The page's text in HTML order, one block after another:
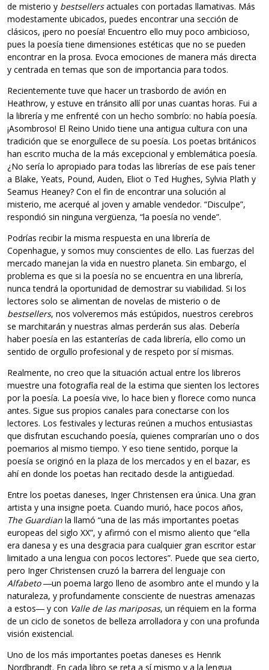
de misterio y bestsellersactuales con portadas llamativas. Más
modestamente ubicados, puedes encontrar una sección de
clásicos, ¡pero no poesía! Encuentro ello muy poco ambicioso,
pues la poesía tiene dimensiones estéticas que no se pueden
encontrar en la prosa. Evoca emociones de manera más directa
y centrada en temas que son de importancia para todos.
Recientemente tuve que hacer un trasbordo de avión en
Heathrow, y estuve en tránsito allí por unas cuantas horas. Fui a
la librería y me enfrenté con un hecho sombrío: no había poesía.
¡Asombroso! El Reino Unido tiene una antigua cultura con una
tradición que se enorgullece de su poesía. Los poetas británicos
han escrito mucha de la más excepcional y emblemática poesía.
¿No sería lo apropiado para todas las librerías de ese país tener
a Blake, Yeats, Pound, Auden, Eliot o Ted Hughes, Sylvia Plath y
Seamus Heaney? Con el fin de encontrar una solución al
misterio, me acerqué al joven y amable vendedor. “Disculpe”,
respondió sin ninguna vergüenza, “la poesía no vende”.
Podrías recibir la misma respuesta en una librería de
Copenhague, y somos muy conscientes de ello. Las fuerzas del
mercado manejan la vida en nuestro planeta. Sin embargo, el
problema es que si la poesía no se encuentra en una librería,
nunca tendrá la oportunidad de demostrar su viabilidad. Si los
lectores solo se alimentan de novelas de misterio o de
bestsellers, nos volveremos más estúpidos, nuestros cerebros
se marchitarán y nuestras almas perderán sus alas. Debería
haber poesía en las estanterías de cada librería, ello como un
sentido de orgullo profesional y de respeto por sí mismas.
Realmente, no creo que la situación actual entre los libreros
muestre una fotografía real de la estima que sienten los lectores
por la poesía. La poesía vive, lo hace bien y florece como nunca
antes. Sigue sus propios canales para conectarse con los
lectores. Los festivales y lecturas reúnen a muchos entusiastas
que disfrutan escuchando poesía, quienes comprarían uno o dos
poemarios al mismo tiempo. Y eso tiene sentido, porque la
poesía se originó en la plaza de los mercados y en el bazar, es
ahí en donde los poetas han recitado desde la antigüedad.
Entre los poetas daneses, Inger Christensen era única. Una gran
artista y una insigne poeta. Cuando murió, hace pocos años,
The Guardian la llamó “una de las más importantes poetas
europeas del siglo XX”, y afirmó con el mismo aliento que “ella
era danesa y es una desgracia para cualquier gran escritor estar
limitado a una lengua con pocos lectores”. Puede que sea cierto,
pero Inger Christensen cruzó la barrera del lenguaje con
Alfabeto―un poema largo lleno de asombro ante el mundo y la
naturaleza, y profundamente consciente de nuestras amenazas
a estos― y con Valle de las mariposas, un réquiem en la forma
de un ciclo de sonetos de belleza arrolladora y con una profunda
visión existencial.
Uno de los más importantes poetas daneses es Henrik
Nordbrandt. En cada libro se reta a sí mismo y a la lengua